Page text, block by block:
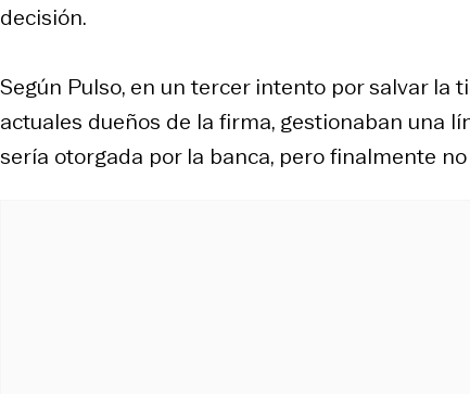
decisión.
Según Pulso, en un tercer intento por salvar la
actuales dueños de la firma, gestionaban una
sería otorgada por la banca, pero finalmente